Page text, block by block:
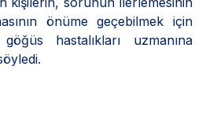
önüme geçebilmek için
hastalıkları uzmanına